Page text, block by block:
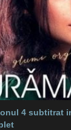
4 subtitrat